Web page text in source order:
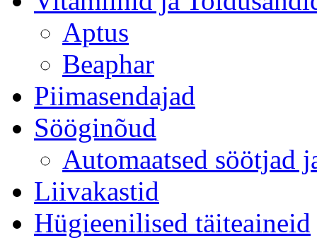
Aptus
Beaphar
Piimasendajad
Sööginõud
Automaatsed söötjad
Liivakastid
Hügieenilised täiteaineid